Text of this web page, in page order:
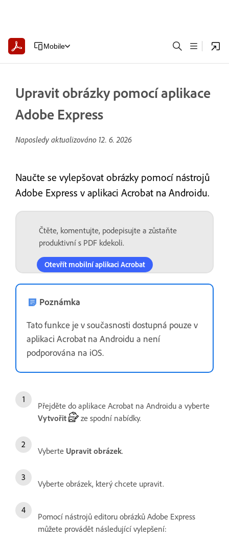
Mobile
Upravit obrázky pomocí aplikace
Adobe Express
Naposledy aktualizováno 12. 6. 2026
Naučte se vylepšovat obrázky pomocí nástrojů
Adobe Express v aplikaci Acrobat na Androidu.
Čtěte, komentujte, podepisujte a zůstaňte
produktivní s PDF kdekoli.
Otevřít mobilní aplikaci Acrobat
Poznámka
Tato funkce je v současnosti dostupná pouze v
aplikaci Acrobat na Androidu a není
podporována na iOS.
Přejděte do aplikace Acrobat na Androidu a vyberte
Vytvořit
ze spodní nabídky.
Vyberte Upravit obrázek.
Vyberte obrázek, který chcete upravit.
Pomocí nástrojů editoru obrázků Adobe Express
můžete provádět následující vylepšení: